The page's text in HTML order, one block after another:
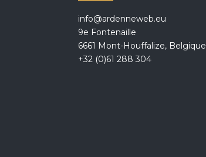
info@ardenneweb.eu
9e Fontenaille
6661 Mont-Houffalize, Belgique
+32 (0)61 288 304